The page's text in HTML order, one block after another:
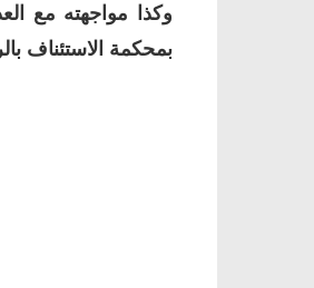
وكذا مواجهته مع
بمحكمة الاستئناف